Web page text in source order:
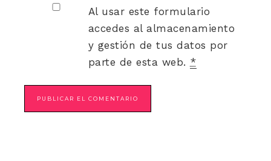
Al usar este formulario
accedes al almacenamiento
y gestión de tus datos por
parte de esta web. *